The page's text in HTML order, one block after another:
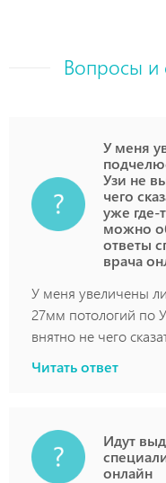
Вопросы и
У меня
Узи не
чего
уже где-
можно
ответы
врача
У меня увеличены
27мм потологий по
внятно не чего
Читать ответ
Идут
онлайн